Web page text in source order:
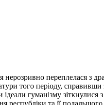
переплелася з
того періоду,
гуманізму
республіки та її